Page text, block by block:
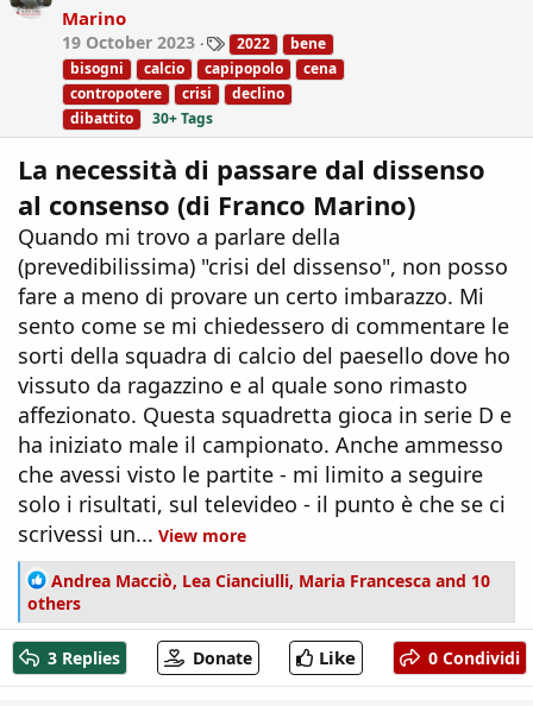
s
:
Marino
19 October 2023
T
a
g
s
2022
bene
bisogni
calcio capipopolo
cena
contropotere
crisi
declino
dibattito
30+ Tags
La necessità di passare dal dissenso
al consenso (di Franco Marino)
Quando mi trovo a parlare della
(prevedibilissima) "crisi del dissenso", non posso
fare a meno di provare un certo imbarazzo. Mi
sento come se mi chiedessero di commentare le
sorti della squadra di calcio del paesello dove ho
vissuto da ragazzino e al quale sono rimasto
affezionato. Questa squadretta gioca in serie D e
ha iniziato male il campionato. Anche ammesso
che avessi visto le partite - mi limito a seguire
solo i risultati, sul televideo - il punto è che se ci
scrivessi un... View more
R
e
a
c
t
i
Andrea Macciò, Lea Cianciulli, Maria Francesca and 10
others
3 Replies Donate Like 0 Condividi